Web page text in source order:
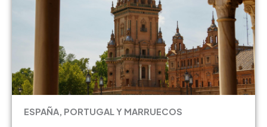
ESPAÑA, PORTUGAL Y MARRUECOS